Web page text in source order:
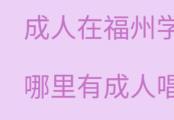
成人在福州
哪里有成人